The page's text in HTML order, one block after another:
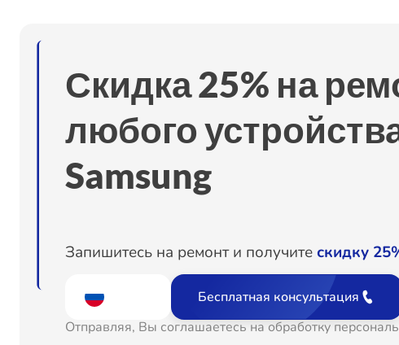
Скидка 25% на
любого
Samsung
Запишитесь на ремонт и получитескидку
Бесплатная консультация
Отправляя, Вы соглашаетесь на обработку